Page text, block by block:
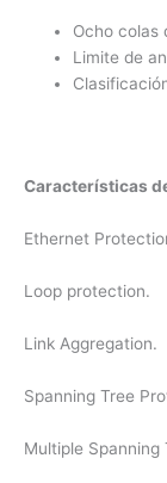
Ocho colas
Limite de
Características
Ethernet
Loop protection.
Link Aggregation.
Spanning Tree
Multiple Spanning